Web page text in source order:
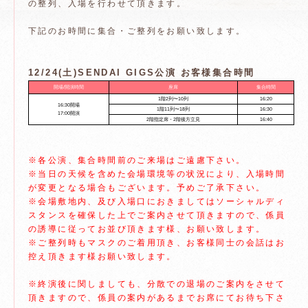
の整列、入場を行わせて頂きます。
下記のお時間に集合・ご整列をお願い致します。
12/24(土)SENDAI GIGS公演 お客様集合時間
開場/開演時間 座席 集合時間
16:30開場
17:00開演
1階2列〜10列
16:20
1階11列〜18列
16:30
2階指定席・2階後方立見
16:40
※各公演、集合時間前のご来場はご遠慮下さい。
※当日の天候を含めた会場環境等の状況により、入場時間
が変更となる場合もございます。予めご了承下さい。
※会場敷地内、及び入場口におきましてはソーシャルディ
スタンスを確保した上でご案内させて頂きますので、係員
の誘導に従ってお並び頂きます様、お願い致します。
※ご整列時もマスクのご着用頂き、お客様同士の会話はお
控え頂きます様お願い致します。
※終演後に関しましても、分散での退場のご案内をさせて
頂きますので、係員の案内があるまでお席にてお待ち下さ